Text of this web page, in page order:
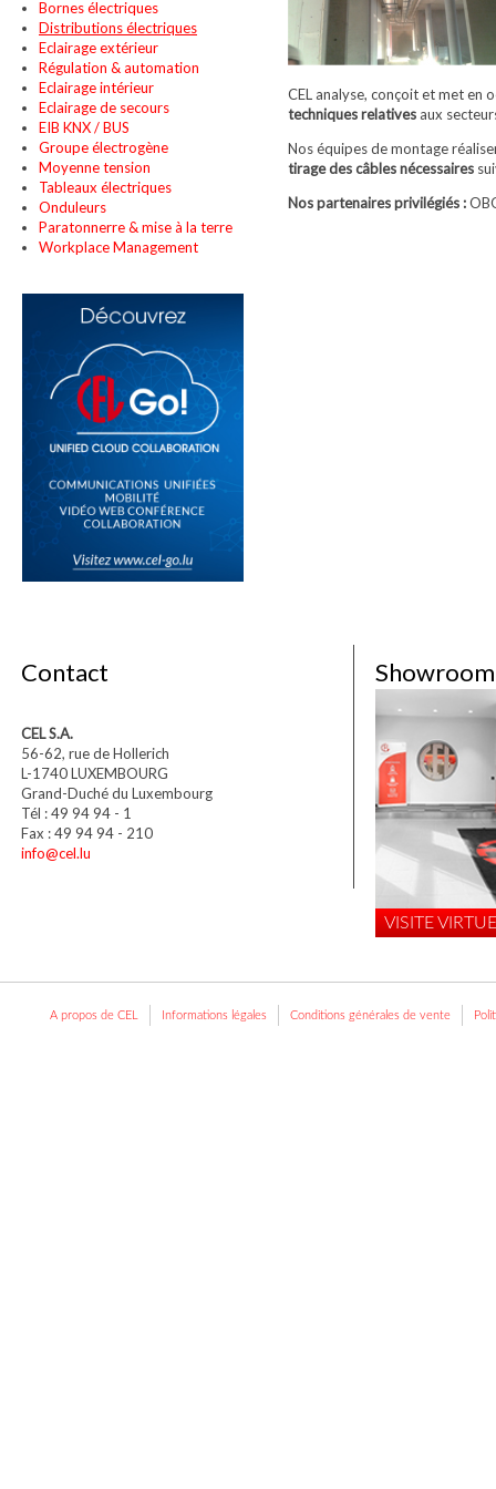
CEL analyse, conçoit et met
techniques relatives aux
Nos équipes de montage
tirage des câbles nécessaires
Nos partenaires privilégiés :
Bornes électriques
Distributions électriques
Eclairage extérieur
Régulation & automation
Eclairage intérieur
Eclairage de secours
EIB KNX / BUS
Groupe électrogène
Moyenne tension
Tableaux électriques
Onduleurs
Paratonnerre & mise à la terre
Workplace Management
Contact
CEL S.A.
56-62, rue de Hollerich
L-1740 LUXEMBOURG
Grand-Duché du Luxembourg
Tél : 49 94 94 - 1
Fax : 49 94 94 - 210
info@cel.lu
Showroom
VISITE
A propos de CEL Informations légales Conditions générales de vente